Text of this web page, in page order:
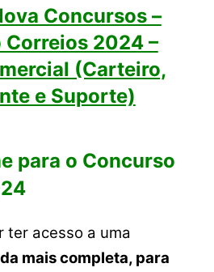
Concursos –
Correios 2024 –
(Carteiro,
e Suporte)
para o Concurso
ter acesso a uma
mais completa, para